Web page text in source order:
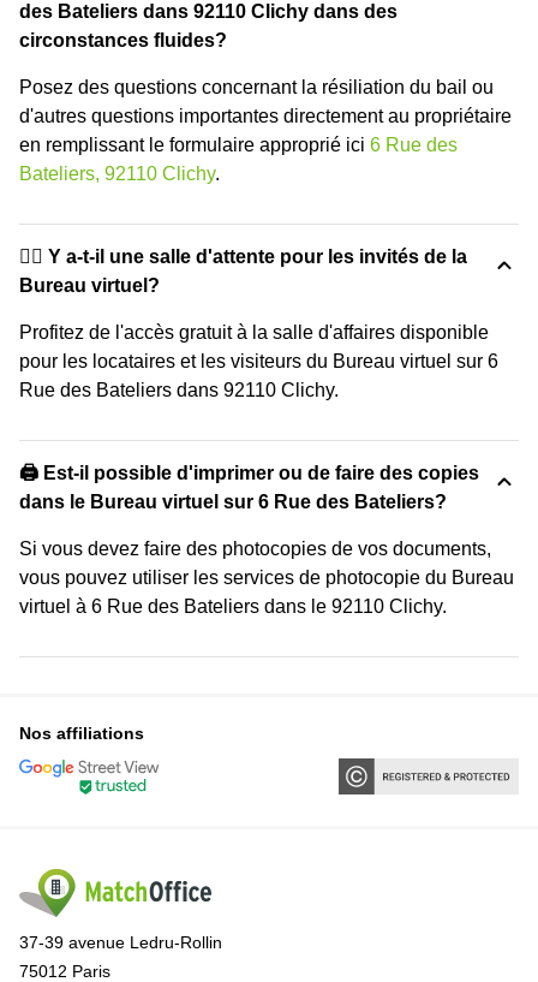
des Bateliers dans 92110 Clichy dans des
circonstances fluides?
Posez des questions concernant la résiliation du bail ou
d'autres questions importantes directement au propriétaire
en remplissant le formulaire approprié ici 6 Rue des
Bateliers, 92110 Clichy.
🙋‍♀️ Y a-t-il une salle d'attente pour les invités de la
Bureau virtuel?
Profitez de l'accès gratuit à la salle d'affaires disponible
pour les locataires et les visiteurs du Bureau virtuel sur 6
Rue des Bateliers dans 92110 Clichy.
🖨️ Est-il possible d'imprimer ou de faire des copies
dans le Bureau virtuel sur 6 Rue des Bateliers?
Si vous devez faire des photocopies de vos documents,
vous pouvez utiliser les services de photocopie du Bureau
virtuel à 6 Rue des Bateliers dans le 92110 Clichy.
Nos affiliations
37-39 avenue Ledru-Rollin
75012 Paris